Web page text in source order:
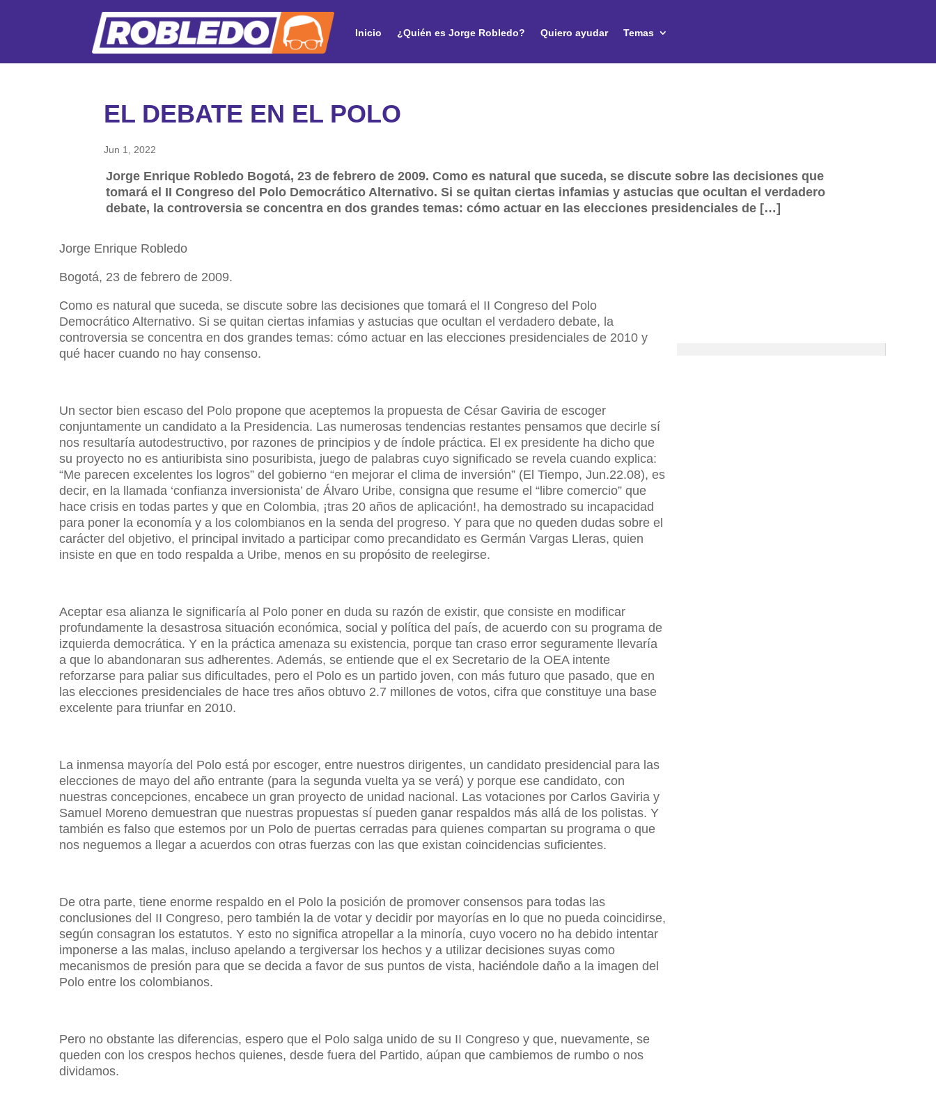
Inicio ¿Quién es Jorge Robledo? Quiero ayudar Temas
EL DEBATE EN EL POLO
Jun 1, 2022
Jorge Enrique Robledo Bogotá, 23 de febrero de 2009. Como es natural que suceda, se discute sobre las decisiones que
tomará el II Congreso del Polo Democrático Alternativo. Si se quitan ciertas infamias y astucias que ocultan el verdadero
debate, la controversia se concentra en dos grandes temas: cómo actuar en las elecciones presidenciales de […]
Jorge Enrique Robledo
Bogotá, 23 de febrero de 2009.
Como es natural que suceda, se discute sobre las decisiones que tomará el II Congreso del Polo
Democrático Alternativo. Si se quitan ciertas infamias y astucias que ocultan el verdadero debate, la
controversia se concentra en dos grandes temas: cómo actuar en las elecciones presidenciales de 2010 y
qué hacer cuando no hay consenso.
Un sector bien escaso del Polo propone que aceptemos la propuesta de César Gaviria de escoger
conjuntamente un candidato a la Presidencia. Las numerosas tendencias restantes pensamos que decirle sí
nos resultaría autodestructivo, por razones de principios y de índole práctica. El ex presidente ha dicho que
su proyecto no es antiuribista sino posuribista, juego de palabras cuyo significado se revela cuando explica:
“Me parecen excelentes los logros” del gobierno “en mejorar el clima de inversión” (El Tiempo, Jun.22.08), es
decir, en la llamada ‘confianza inversionista’ de Álvaro Uribe, consigna que resume el “libre comercio” que
hace crisis en todas partes y que en Colombia, ¡tras 20 años de aplicación!, ha demostrado su incapacidad
para poner la economía y a los colombianos en la senda del progreso. Y para que no queden dudas sobre el
carácter del objetivo, el principal invitado a participar como precandidato es Germán Vargas Lleras, quien
insiste en que en todo respalda a Uribe, menos en su propósito de reelegirse.
Aceptar esa alianza le significaría al Polo poner en duda su razón de existir, que consiste en modificar
profundamente la desastrosa situación económica, social y política del país, de acuerdo con su programa de
izquierda democrática. Y en la práctica amenaza su existencia, porque tan craso error seguramente llevaría
a que lo abandonaran sus adherentes. Además, se entiende que el ex Secretario de la OEA intente
reforzarse para paliar sus dificultades, pero el Polo es un partido joven, con más futuro que pasado, que en
las elecciones presidenciales de hace tres años obtuvo 2.7 millones de votos, cifra que constituye una base
excelente para triunfar en 2010.
La inmensa mayoría del Polo está por escoger, entre nuestros dirigentes, un candidato presidencial para las
elecciones de mayo del año entrante (para la segunda vuelta ya se verá) y porque ese candidato, con
nuestras concepciones, encabece un gran proyecto de unidad nacional. Las votaciones por Carlos Gaviria y
Samuel Moreno demuestran que nuestras propuestas sí pueden ganar respaldos más allá de los polistas. Y
también es falso que estemos por un Polo de puertas cerradas para quienes compartan su programa o que
nos neguemos a llegar a acuerdos con otras fuerzas con las que existan coincidencias suficientes.
De otra parte, tiene enorme respaldo en el Polo la posición de promover consensos para todas las
conclusiones del II Congreso, pero también la de votar y decidir por mayorías en lo que no pueda coincidirse,
según consagran los estatutos. Y esto no significa atropellar a la minoría, cuyo vocero no ha debido intentar
imponerse a las malas, incluso apelando a tergiversar los hechos y a utilizar decisiones suyas como
mecanismos de presión para que se decida a favor de sus puntos de vista, haciéndole daño a la imagen del
Polo entre los colombianos.
Pero no obstante las diferencias, espero que el Polo salga unido de su II Congreso y que, nuevamente, se
queden con los crespos hechos quienes, desde fuera del Partido, aúpan que cambiemos de rumbo o nos
dividamos.